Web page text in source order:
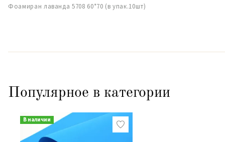
Фоамиран лаванда 5708 60*70 (в упак.10шт)
Популярное в категории
В наличии